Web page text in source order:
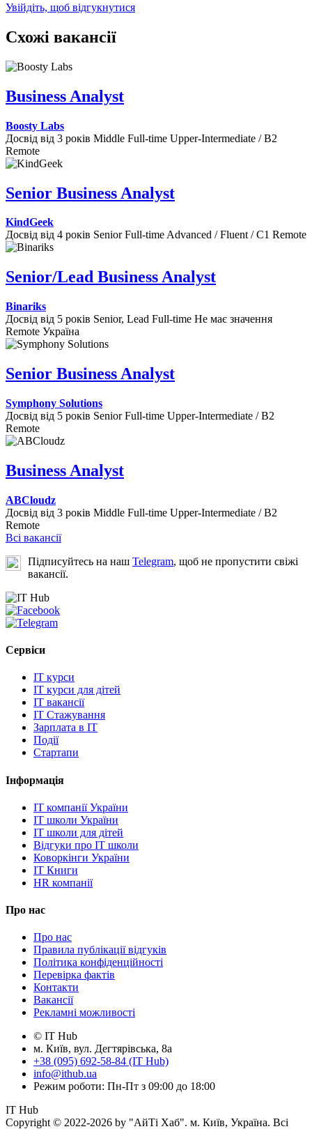
Увійдіть, щоб відгукнутися
Схожі вакансії
Business Analyst
Boosty Labs
Досвід від 3 років Middle Full-time Upper-Intermediate / B2
Remote
Senior Business Analyst
KindGeek
Досвід від 4 років Senior Full-timeAdvanced / Fluent / C1 Remote
Senior/Lead Business Analyst
Binariks
Досвід від 5 років Senior, Lead Full-time Не має значення
Remote Україна
Senior Business Analyst
Symphony Solutions
Досвід від 5 років Senior Full-time Upper-Intermediate / B2
Remote
Business Analyst
ABCloudz
Досвід від 3 років Middle Full-time Upper-Intermediate / B2
Remote
Всі вакансії
Підписуйтесь на наш Telegram, щоб не пропустити свіжі
вакансії.
Сервіси
IT курси
IT курси для дітей
IT вакансії
IT Стажування
Зарплата в IT
Події
Стартапи
Інформація
IT компанії України
IT школи України
IT школи для дітей
Відгуки про IT школи
Коворкінги України
IT Книги
HR компанії
Про нас
Про нас
Правила публікації відгуків
Політика конфіденційності
Перевірка фактів
Контакти
Вакансії
Рекламні можливості
© IT Hub
м. Київ, вул. Дегтярівська, 8а
+38 (095) 692-58-84 (IT Hub)
info@ithub.ua
Режим роботи: Пн-Пт з 09:00 до 18:00
IT Hub
Copyright © 2022-2026 by "АйТі Хаб". м. Київ, Україна. Всі